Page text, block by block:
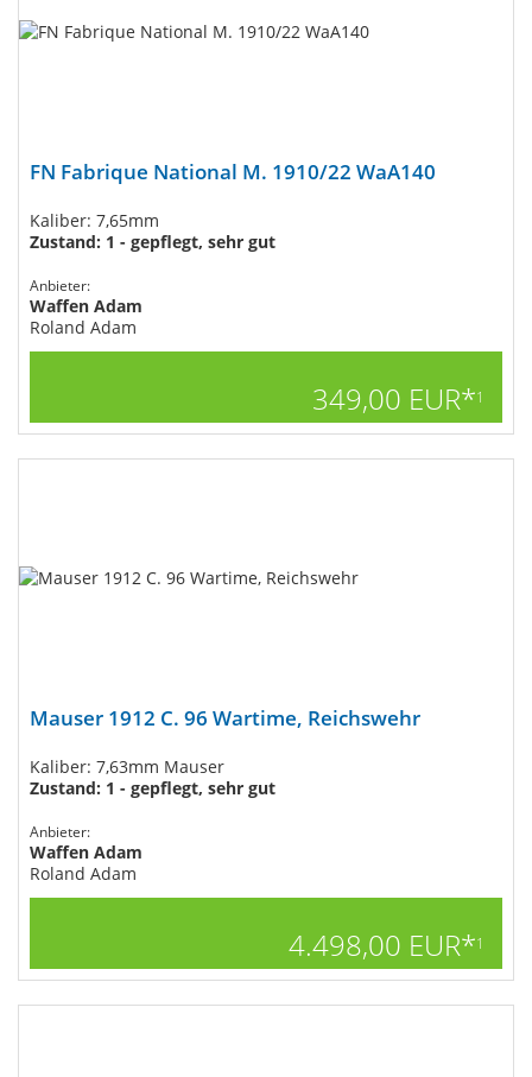
FN Fabrique National M. 1910/22 WaA140
Kaliber: 7,65mm
Zustand: 1 - gepflegt, sehr gut
Anbieter:
Waffen Adam
Roland Adam
349,00 EUR*1
Mauser 1912 C. 96 Wartime, Reichswehr
Kaliber: 7,63mm Mauser
Zustand: 1 - gepflegt, sehr gut
Anbieter:
Waffen Adam
Roland Adam
4.498,00 EUR*1